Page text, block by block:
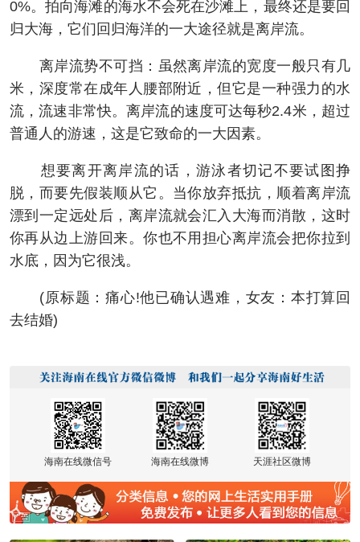
0%。拍向海滩的海水不会死在沙滩上，最终还是要回
归大海，它们回归海洋的一大途径就是离岸流。
离岸流势不可挡：虽然离岸流的宽度一般只有几
米，深度常在成年人腰部附近，但它是一种强力的水
流，流速非常快。离岸流的速度可达每秒2.4米，超过
普通人的游速，这是它致命的一大因素。
想要离开离岸流的话，游泳者切记不要试图挣
脱，而要先假装顺从它。当你放弃抵抗，顺着离岸流
漂到一定远处后，离岸流就会汇入大海而消散，这时
你再从边上游回来。你也不用担心离岸流会把你拉到
水底，因为它很浅。
(原标题：痛心!他已确认遇难，女友：本打算回
去结婚)
海南在线微信号 海南在线微博 天涯社区微博